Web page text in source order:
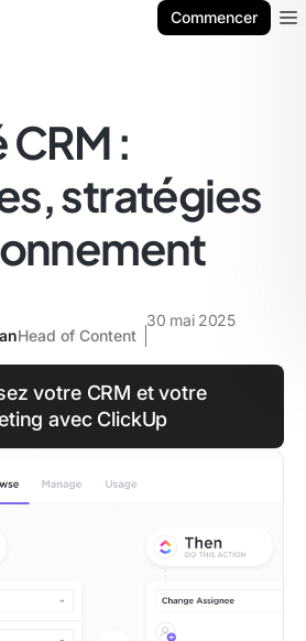
Commencer
:
stratégies
Head of Content
30 mai 2025
votre CRM et votre
avec ClickUp